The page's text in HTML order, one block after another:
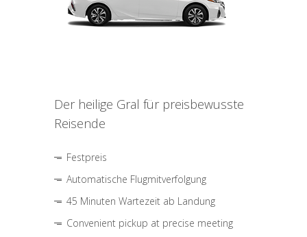
Der heilige Gral für preisbewusste
Reisende
Festpreis
Automatische Flugmitverfolgung
45 Minuten Wartezeit ab Landung
Convenient pickup at precise meeting